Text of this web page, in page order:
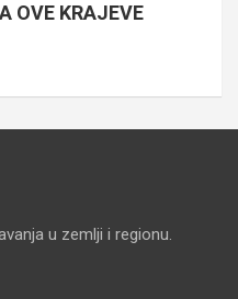
OVE KRAJEVE
u zemlji i regionu.